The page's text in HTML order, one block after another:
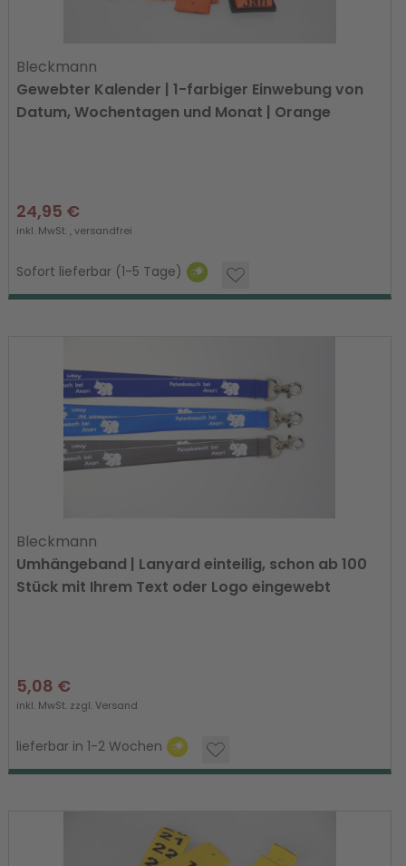
Bleckmann
Gewebter Kalender | 1-farbiger Einwebung von
Datum, Wochentagen und Monat | Orange
24,95 €
inkl. MwSt. ,versandfrei
Sofort lieferbar (1-5 Tage)
Bleckmann
Umhängeband | Lanyard einteilig, schon ab 100
Stück mit Ihrem Text oder Logo eingewebt
5,08 €
inkl. MwSt. zzgl.Versand
lieferbar in 1-2 Wochen